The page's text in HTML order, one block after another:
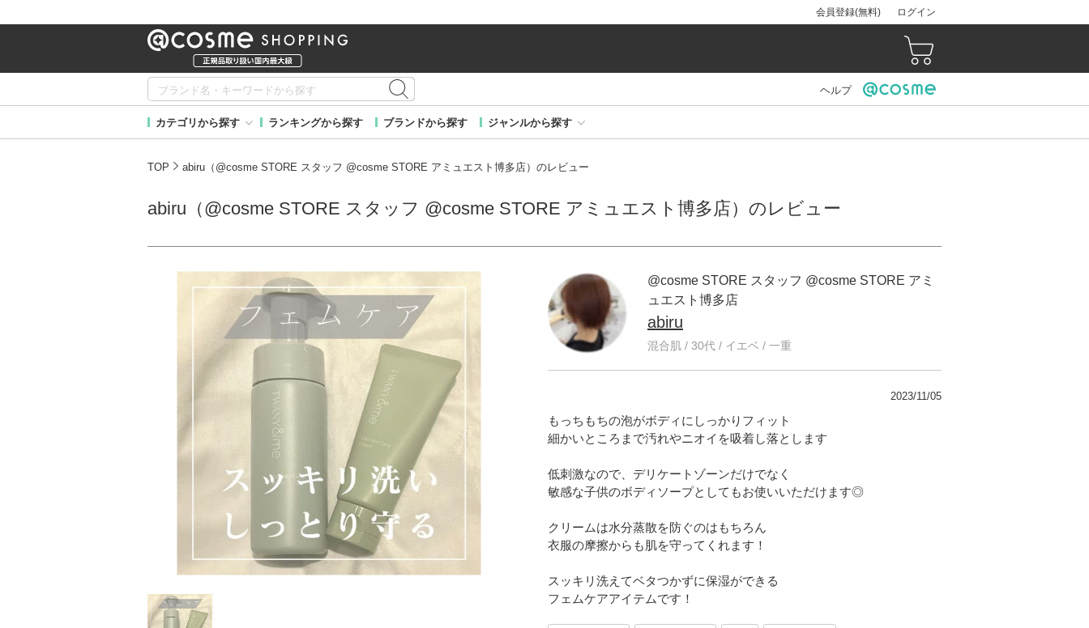
会員登録(無料) ログイン
ヘルプ
カテゴリから探す ランキングから探す ブランドから探す ジャンルから探す
TOP abiru（@cosme STORE スタッフ @cosme STORE アミュエスト博多店）のレビュー
abiru（@cosme STORE スタッフ @cosme STORE アミュエスト博多店）のレビュー
@cosme STORE スタッフ @cosme STORE アミ
ュエスト博多店
abiru
混合肌 / 30代 / イエベ / 一重
2023/11/05
もっちもちの泡がボディにしっかりフィット
細かいところまで汚れやニオイを吸着し落とします
低刺激なので、デリケートゾーンだけでなく
敏感な子供のボディソープとしてもお使いいただけます◎
クリームは水分蒸散を防ぐのはもちろん
衣服の摩擦からも肌を守ってくれます！
スッキリ洗えてベタつかずに保湿ができる
フェムケアアイテムです！